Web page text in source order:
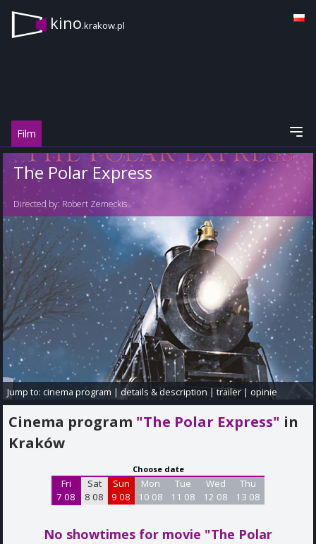
kino.krakow.pl
Film
The Polar Express
Directed by: Robert Zemeckis
Jump to:cinema program |details & description|trailer|opinie
Cinema program "The Polar Express" in
Kraków
Choose date
Fri
7 08
Sat
8 08
Sun
9 08
Mon
10 08
Tue
11 08
Wed
12 08
Thu
13 08
No showtimes for movie "The Polar